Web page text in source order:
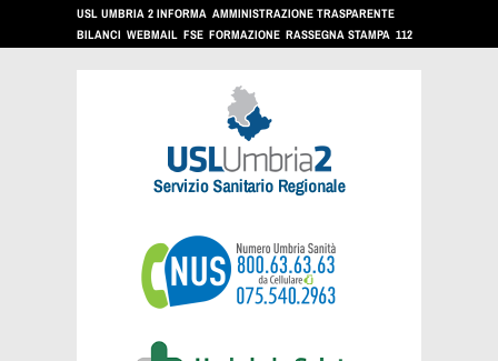
USL UMBRIA 2 INFORMA AMMINISTRAZIONE TRASPARENTE
BILANCI WEBMAIL FSE FORMAZIONE RASSEGNA STAMPA 112